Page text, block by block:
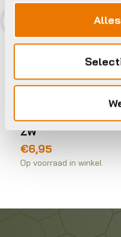
Previous
VEER PVC STEL